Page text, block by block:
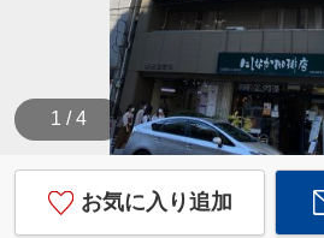
1 / 4
お気に入り追加